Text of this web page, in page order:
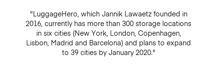
"LuggageHero, which Jannik Lawaetz founded in
2016, currently has more than 300 storage locations
in six cities (New York, London, Copenhagen,
Lisbon, Madrid and Barcelona) and plans to expand
to 39 cities by January 2020."